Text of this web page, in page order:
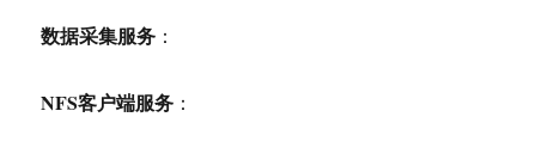
数据采集服务 ：
NFS客户端服务 ：